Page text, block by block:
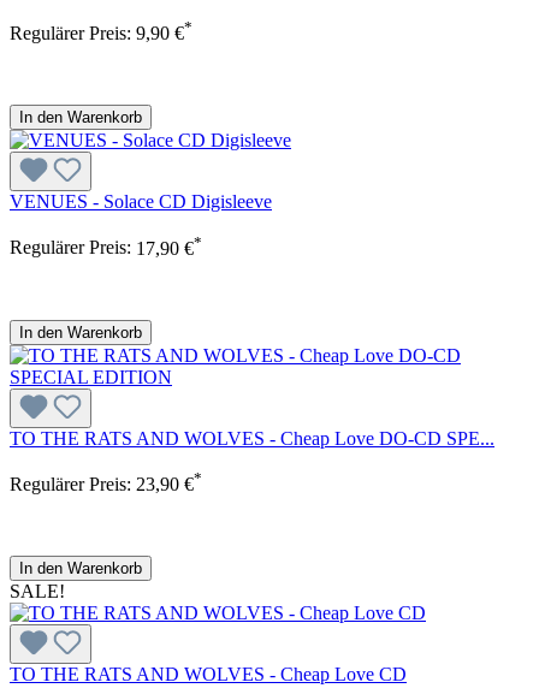
Regulärer Preis: 9,90 €*
In den Warenkorb
VENUES - Solace CD Digisleeve
Regulärer Preis: 17,90 €*
In den Warenkorb
TO THE RATS AND WOLVES - Cheap Love DO-CD SPE...
Regulärer Preis: 23,90 €*
In den Warenkorb
SALE!
TO THE RATS AND WOLVES - Cheap Love CD